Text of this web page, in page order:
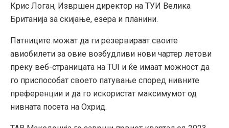
Крис Логан, Извршен директор на ТУИ Велика
Британија за скијање, езера и планини.
Патниците можат да ги резервираат своите
авиобилети за овие возбудливи нови чартер летови
преку веб-страницата на TUI и ќе имаат можност да
го приспособат своето патување според нивните
преференции и да го искористат максимумот од
нивната посета на Охрид.